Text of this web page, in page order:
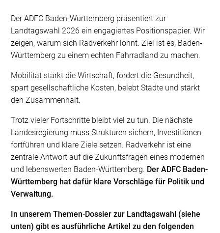
Der ADFC Baden-Württemberg präsentiert zur
Landtagswahl 2026 ein engagiertes Positionspapier. Wir
zeigen, warum sich Radverkehr lohnt. Ziel ist es, Baden-
Württemberg zu einem echten Fahrradland zu machen.
Mobilität stärkt die Wirtschaft, fördert die Gesundheit,
spart gesellschaftliche Kosten, belebt Städte und stärkt
den Zusammenhalt.
Trotz vieler Fortschritte bleibt viel zu tun. Die nächste
Landesregierung muss Strukturen sichern, Investitionen
fortführen und klare Ziele setzen. Radverkehr ist eine
zentrale Antwort auf die Zukunftsfragen eines modernen
und lebenswerten Baden-Württemberg. Der ADFC Baden-
Württemberg hat dafür klare Vorschläge für Politik und
Verwaltung.
In unserem Themen-Dossier zur Landtagswahl (siehe
unten) gibt es ausführliche Artikel zu den folgenden